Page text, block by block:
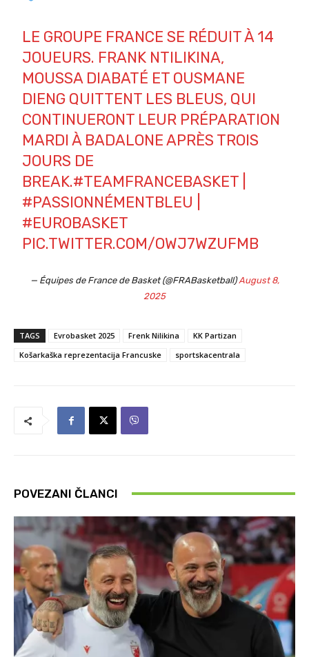
LE GROUPE FRANCE SE RÉDUIT À 14
JOUEURS. FRANK NTILIKINA,
MOUSSA DIABATÉ ET OUSMANE
DIENG QUITTENT LES BLEUS, QUI
CONTINUERONT LEUR PRÉPARATION
MARDI À BADALONE APRÈS TROIS
JOURS DE
BREAK.#TEAMFRANCEBASKET
#PASSIONNÉMENTBLEU
#EUROBASKET
PIC.TWITTER.COM/OWJ7WZUFMB
— Équipes de France de Basket (@FRABasketball)August 8,
2025
TAGS Evrobasket 2025 Frenk Nilikina
KK Partizan
Košarkaška reprezentacija Francuske
sportskacentrala
POVEZANI ČLANCI